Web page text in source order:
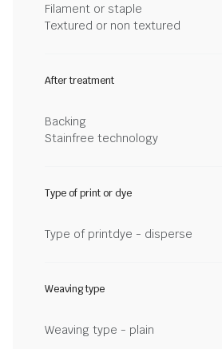
Filament or staple
Textured or non textured
After treatment
Backing
Stainfree technology
Type of print or dye
Type of printdye - disperse
Weaving type
Weaving type - plain